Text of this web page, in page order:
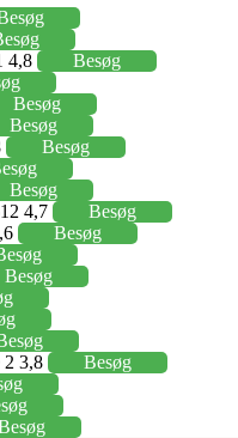
4,8
Besøg
Besøg
Besøg
Besøg
Besøg
4,7
Besøg
Besøg
Besøg
3,8
Besøg